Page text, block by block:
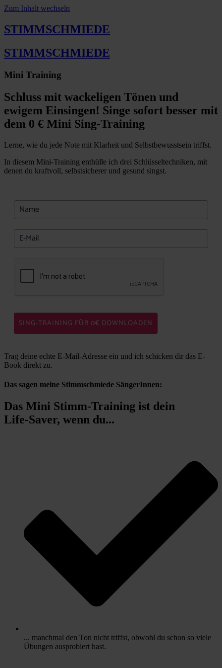
Zum Inhalt wechseln
STIMMSCHMIEDE
STIMMSCHMIEDE
Mini Training
Schluss mit wackeligen Tönen und
ewigem Einsingen! Singe sofort besser mit
dem 0 € Mini Sing-Training
Lerne, wie du jede Note mit Klarheit und Selbstbewusstsein triffst.
In diesem Mini-Training enthülle ich drei Schlüsseltechniken, mit
denen du kraftvoll, selbstsicherer und gesund singst.
SING-TRAINING FÜR 0€ DOWNLOADEN
Trag deine echte E-Mail-Adresse ein und ich schicken dir das E-
Book direkt zu.
Das sagen meine Stimmschmiede SängerInnen:
Das Mini Stimm-Training ist dein
Life-Saver, wenn du...
... manchmal den Ton nicht triffst, obwohl du schon so viele
Übungen ausprobiert hast.